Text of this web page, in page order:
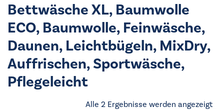
Bettwäsche XL, Baumwolle
ECO, Baumwolle, Feinwäsche,
Daunen, Leichtbügeln, MixDry,
Auffrischen, Sportwäsche,
Pflegeleicht
Alle 2 Ergebnisse werden angezeigt